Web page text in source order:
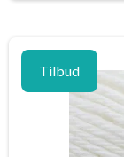
Tilbud